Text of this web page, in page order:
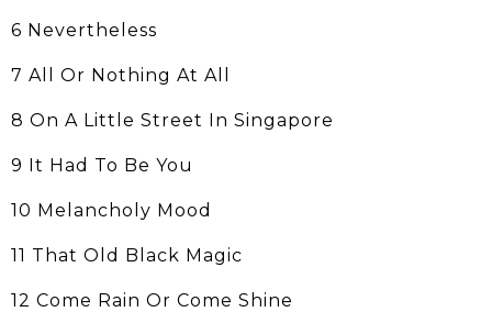
6 Nevertheless
7 All Or Nothing At All
8 On A Little Street In Singapore
9 It Had To Be You
10 Melancholy Mood
11 That Old Black Magic
12 Come Rain Or Come Shine